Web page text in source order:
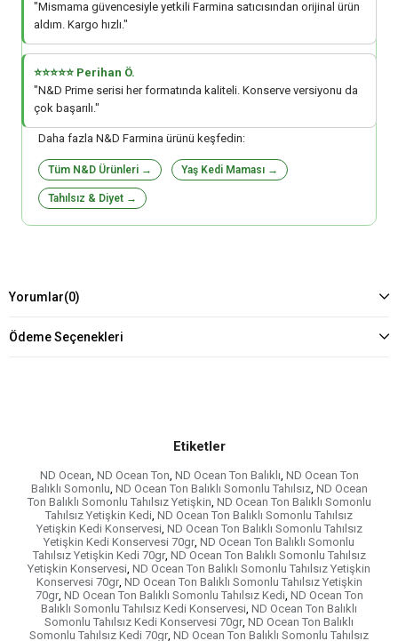
"Mismama güvencesiyle yetkili Farmina satıcısından orijinal ürün
aldım. Kargo hızlı."
⭐⭐⭐⭐⭐ Perihan Ö.
"N&D Prime serisi her formatında kaliteli. Konserve versiyonu da
çok başarılı."
Daha fazla N&D Farmina ürünü keşfedin:
Tüm N&D Ürünleri → Yaş Kedi Maması →
Tahılsız & Diyet →
Yorumlar(0)
Ödeme Seçenekleri
Etiketler
ND Ocean ND Ocean Ton ND Ocean Ton Balıklı ND Ocean Ton
Balıklı Somonlu ND Ocean Ton Balıklı Somonlu Tahılsız, ND Ocean
Ton Balıklı Somonlu Tahılsız Yetişkin ND Ocean Ton Balıklı Somonlu
Tahılsız Yetişkin Kedi ND Ocean Ton Balıklı Somonlu Tahılsız
Yetişkin Kedi Konservesi ND Ocean Ton Balıklı Somonlu Tahılsız
Yetişkin Kedi Konservesi 70gr ND Ocean Ton Balıklı Somonlu
Tahılsız Yetişkin Kedi 70gr, ND Ocean Ton Balıklı Somonlu Tahılsız
Yetişkin Konservesi ND Ocean Ton Balıklı Somonlu Tahılsız Yetişkin
Konservesi 70gr, ND Ocean Ton Balıklı Somonlu Tahılsız Yetişkin
70gr, ND Ocean Ton Balıklı Somonlu Tahılsız Kedi ND Ocean Ton
Balıklı Somonlu Tahılsız Kedi Konservesi ND Ocean Ton Balıklı
Somonlu Tahılsız Kedi Konservesi 70gr ND Ocean Ton Balıklı
Somonlu Tahılsız Kedi 70gr ND Ocean Ton Balıklı Somonlu Tahılsız